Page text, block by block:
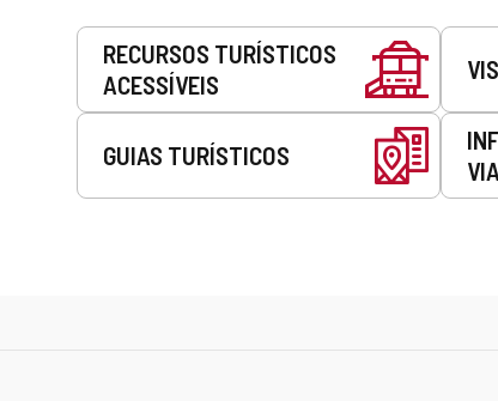
Serviços
RECURSOS TURÍSTICOS
ACESSÍVEIS
GUIAS TURÍSTICOS